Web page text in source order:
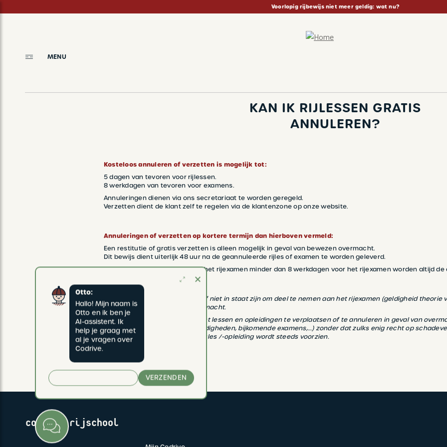
Voorlopig rijbewijs niet meer geldig: wat nu?
MENU
KAN IK RIJLESSEN GRATIS
ANNULEREN?
BREADCRUMBKosteloos annuleren of verzetten is mogelijk tot:
5 dagen van tevoren voor rijlessen.
8 werkdagen van tevoren voor examens.
Annuleringen dienen via ons secretariaat te worden geregeld.
Verzetten dient de klant zelf te regelen via de klantenzone op onze website.
Annuleringen of verzetten op kortere termijn dan hierboven vermeld:
Een restitutie of gratis verzetten is alleen mogelijk in geval van bewezen overmacht.
Dit bewijs dient uiterlijk 48 uur na de geannuleerde rijles of examen te worden geleverd.
Bij annulering of verzetten van het rijexamen minder dan 8 werkdagen voor het rijexamen worden altijd
Onder andere het administratief niet in staat zijn om deel te nemen aan het rijexamen (geldigheid
wordt niet beschouwd als overmacht.
Rijschool Codrive heeft het recht lessen en opleidingen te verplaatsen of te annuleren in geval van
van het voertuig, weersomstandigheden, bijkomende examens,…) zonder dat zulks enig recht op
van de leerling. Een vervangingsles /-opleiding wordt steeds voorzien.
Otto:
Hallo! Mijn naam is
Otto en ik ben je
AI-assistent. Ik
help je graag met
al je vragen over
Codrive.
VERZENDEN
CODRIVE rijschool